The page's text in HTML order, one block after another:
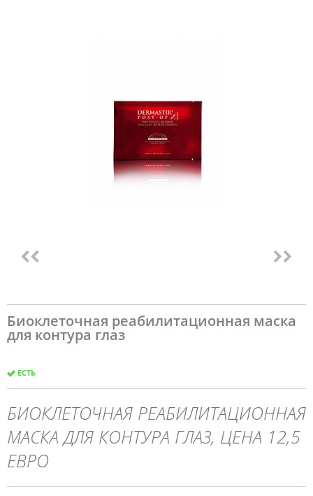
Биоклеточная реабилитационная маска
для контура глаз
ЕСТЬ
БИОКЛЕТОЧНАЯ РЕАБИЛИТАЦИОННАЯ
МАСКА ДЛЯ КОНТУРА ГЛАЗ, ЦЕНА 12,5
ЕВРО